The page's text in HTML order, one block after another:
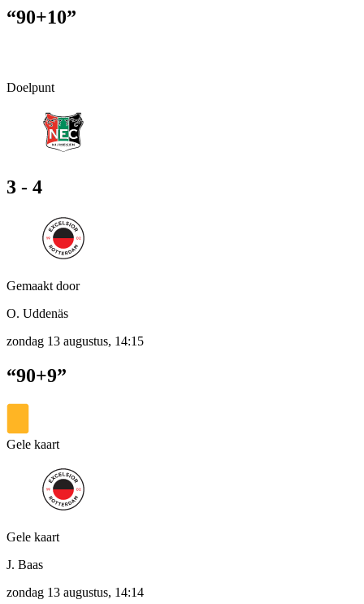
“90+10”
Doelpunt
3 - 4
Gemaakt door
O. Uddenäs
zondag 13 augustus, 14:15
“90+9”
Gele kaart
Gele kaart
J. Baas
zondag 13 augustus, 14:14